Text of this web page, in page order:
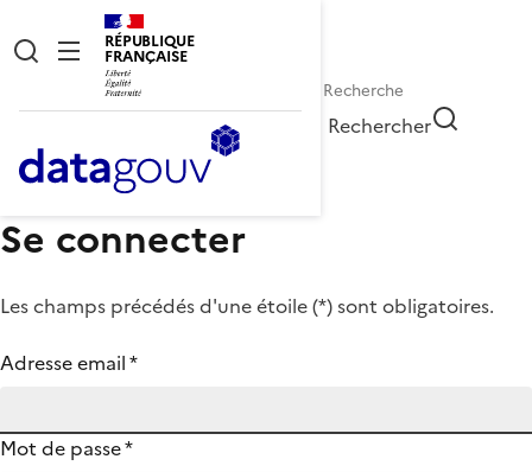
RÉPUBLIQUE
FRANÇAISE
Rechercher
Se connecter
Les champs précédés d'une étoile (*) sont obligatoires.
Adresse email*
Mot de passe*